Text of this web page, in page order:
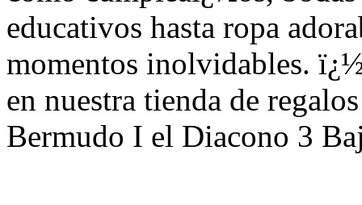
educativos hasta ropa
momentos inolvidables.
en nuestra tienda de
Bermudo I el Diacono 3